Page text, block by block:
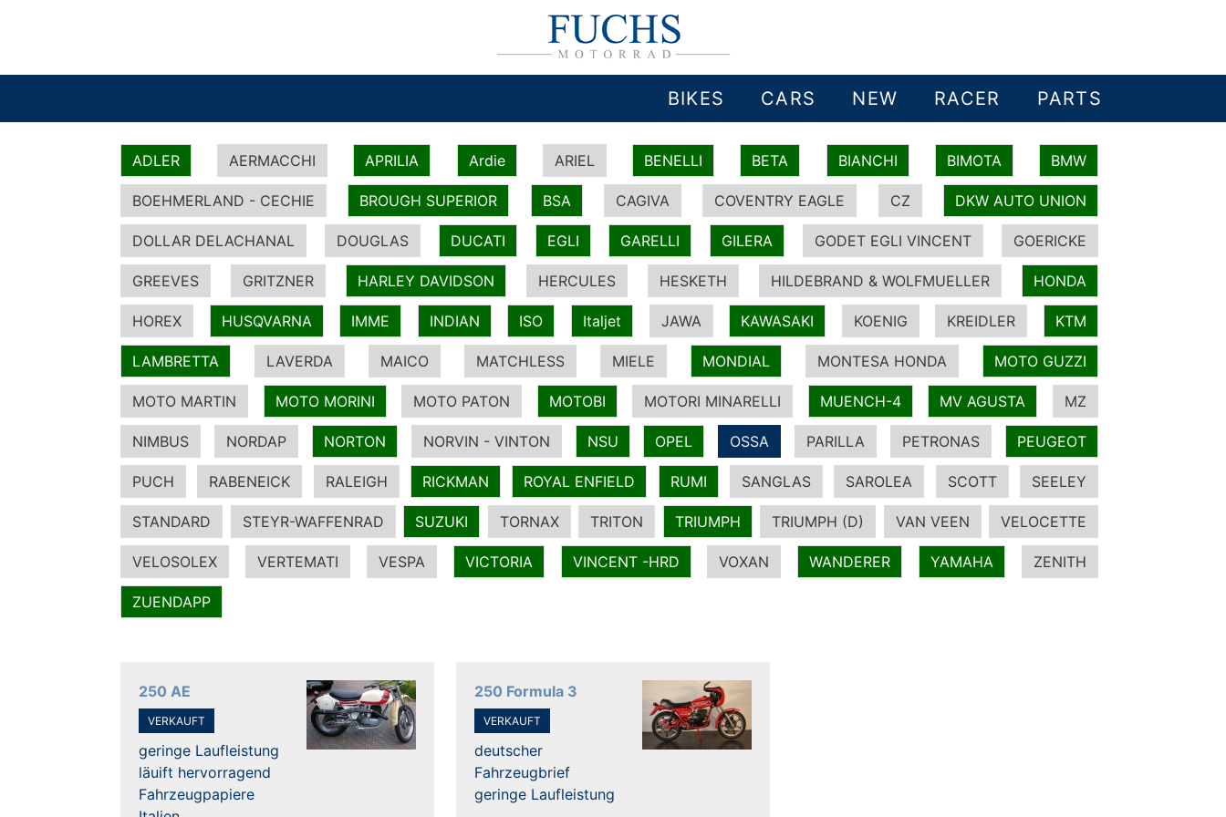
BIKES CARS NEW RACER PARTS
ADLER AERMACCHI APRILIA Ardie ARIEL BENELLI BETA BIANCHI BIMOTA BMW
BOEHMERLAND - CECHIE BROUGH SUPERIOR BSA CAGIVA COVENTRY EAGLE CZ DKW AUTO UNION
DOLLAR DELACHANAL DOUGLAS DUCATI EGLI GARELLI GILERA GODET EGLI VINCENT GOERICKE
GREEVES GRITZNER HARLEY DAVIDSON HERCULES HESKETH HILDEBRAND & WOLFMUELLER HONDA
HOREX HUSQVARNA IMME INDIAN ISO Italjet JAWA KAWASAKI KOENIG KREIDLER KTM
LAMBRETTA LAVERDA MAICO MATCHLESS MIELE MONDIAL MONTESA HONDA MOTO GUZZI
MOTO MARTIN MOTO MORINI MOTO PATON MOTOBI MOTORI MINARELLI MUENCH-4 MV AGUSTA MZ
NIMBUS NORDAP NORTON NORVIN - VINTON NSU OPEL OSSA PARILLA PETRONAS PEUGEOT
PUCH RABENEICK RALEIGH RICKMAN ROYAL ENFIELD RUMI SANGLAS SAROLEA SCOTT SEELEY
STANDARD STEYR-WAFFENRAD SUZUKI TORNAX TRITON TRIUMPH TRIUMPH (D) VAN VEEN VELOCETTE
VELOSOLEX VERTEMATI VESPA VICTORIA VINCENT -HRD VOXAN WANDERER YAMAHA ZENITH
ZUENDAPP
250 AE
VERKAUFT
geringe Laufleistung
läuift hervorragend
Fahrzeugpapiere
250 Formula 3
VERKAUFT
deutscher
Fahrzeugbrief
geringe Laufleistung